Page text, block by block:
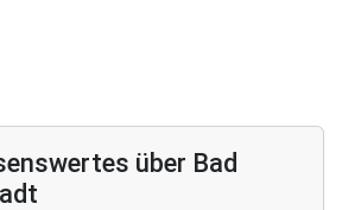
über Bad